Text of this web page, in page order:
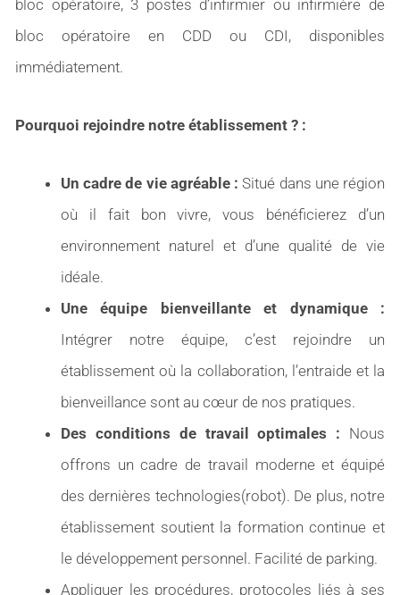
bloc opératoire, 3 postes d’infirmier ou infirmière de
bloc opératoire en CDD ou CDI, disponibles
immédiatement.
Pourquoi rejoindre notre établissement ? :
Un cadre de vie agréable :Situé dans une région
où il fait bon vivre, vous bénéficierez d’un
environnement naturel et d’une qualité de vie
idéale.
Une équipe bienveillante et dynamique :
Intégrer notre équipe, c’est rejoindre un
établissement où la collaboration, l’entraide et la
bienveillance sont au cœur de nos pratiques.
Des conditions de travail optimales : Nous
offrons un cadre de travail moderne et équipé
des dernières technologies(robot). De plus, notre
établissement soutient la formation continue et
le développement personnel. Facilité de parking.
Appliquer les procédures, protocoles liés à ses